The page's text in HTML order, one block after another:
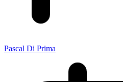
Pascal Di Prima